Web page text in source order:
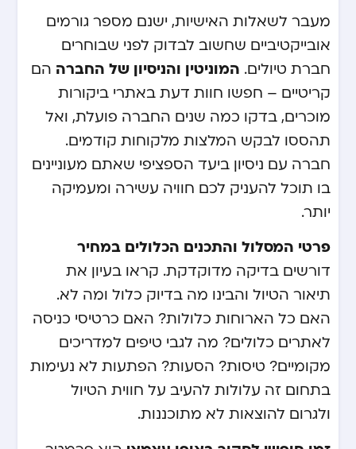
מעבר לשאלות האישיות, ישנם מספר גורמים
אובייקטיביים שחשוב לבדוק לפני שבוחרים
חברת טיולים. המוניטין והניסיון של החברה הם
קריטיים – חפשו חוות דעת באתרי ביקורות
מוכרים, בדקו כמה שנים החברה פועלת, ואל
תהססו לבקש המלצות מלקוחות קודמים.
חברה עם ניסיון ביעד הספציפי שאתם מעוניינים
בו תוכל להעניק לכם חוויה עשירה ומעמיקה
יותר.
פרטי המסלול והתכנים הכלולים במחיר
דורשים בדיקה מדוקדקת. קראו בעיון את
תיאור הטיול והבינו מה בדיוק כלול ומה לא.
האם כל הארוחות כלולות? האם כרטיסי כניסה
לאתרים כלולים? מה לגבי טיפים למדריכים
מקומיים? טיסות? הסעות? הפתעות לא נעימות
בתחום זה עלולות להעיב על חווית הטיול
ולגרום להוצאות לא מתוכננות.